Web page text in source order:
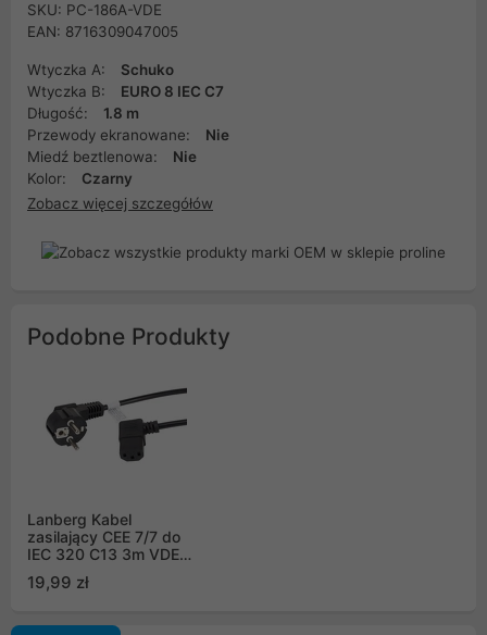
SKU: PC-186A-VDE
EAN: 8716309047005
Wtyczka A:
Schuko
Wtyczka B:
EURO 8 IEC C7
Długość:
1.8 m
Przewody ekranowane:
Nie
Miedź beztlenowa:
Nie
Kolor:
Czarny
Zobacz więcej szczegółów
Podobne Produkty
Lanberg Kabel
zasilający CEE 7/7 do
IEC 320 C13 3m VDE
(CA-C13C-12CC-0030-
19,99 zł